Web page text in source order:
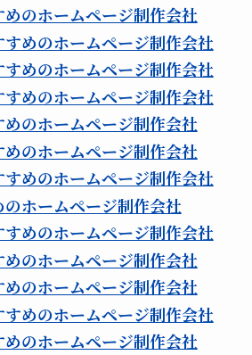
のホームページ制作会社
めのホームページ制作会社
すめのホームページ制作会社
めのホームページ制作会社
のホームページ制作会社
のホームページ制作会社
めのホームページ制作会社
ホームページ制作会社
めのホームページ制作会社
のホームページ制作会社
のホームページ制作会社
めのホームページ制作会社
のホームページ制作会社